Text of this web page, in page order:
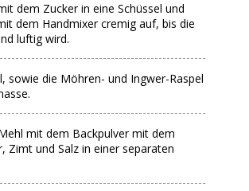
dem Zucker in eine Schüssel und
dem Handmixer cremig auf, bis die
luftig wird.
sowie die Möhren- und Ingwer-Raspel
mit dem Backpulver mit dem
Zimt und Salz in einer separaten